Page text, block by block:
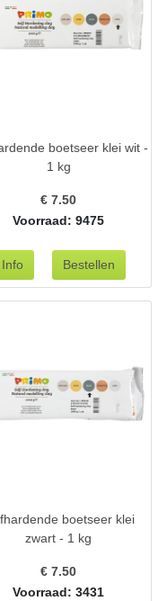
boetseer klei wit -
1 kg
€7.50
Voorraad: 9475
boetseer klei
zwart - 1 kg
€7.50
Voorraad: 3431